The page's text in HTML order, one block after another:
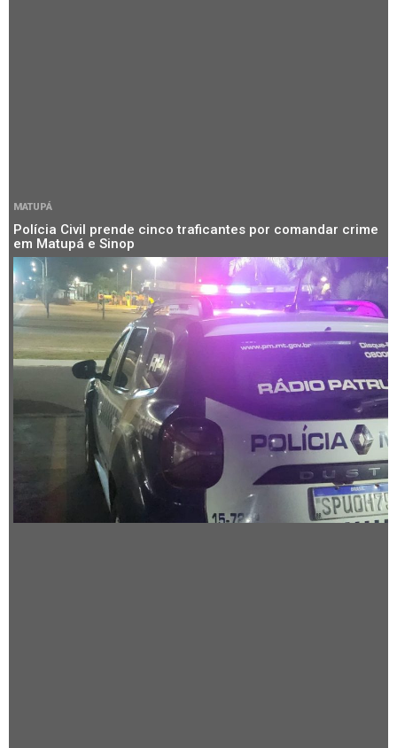
MATUPÁ
Polícia Civil prende cinco traficantes por comandar crime
em Matupá e Sinop